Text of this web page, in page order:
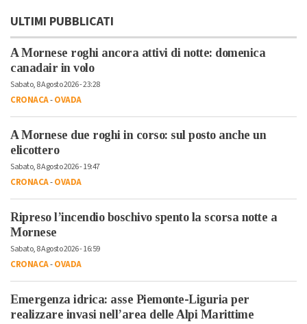
ULTIMI PUBBLICATI
A Mornese roghi ancora attivi di notte: domenica
canadair in volo
Sabato, 8 Agosto 2026 - 23:28
CRONACA-OVADA
A Mornese due roghi in corso: sul posto anche un
elicottero
Sabato, 8 Agosto 2026 - 19:47
CRONACA-OVADA
Ripreso l’incendio boschivo spento la scorsa notte a
Mornese
Sabato, 8 Agosto 2026 - 16:59
CRONACA-OVADA
Emergenza idrica: asse Piemonte-Liguria per
realizzare invasi nell’area delle Alpi Marittime